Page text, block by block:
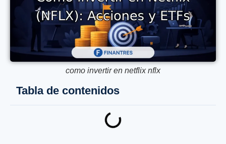
como invertir en netflix nflx
Tabla de contenidos